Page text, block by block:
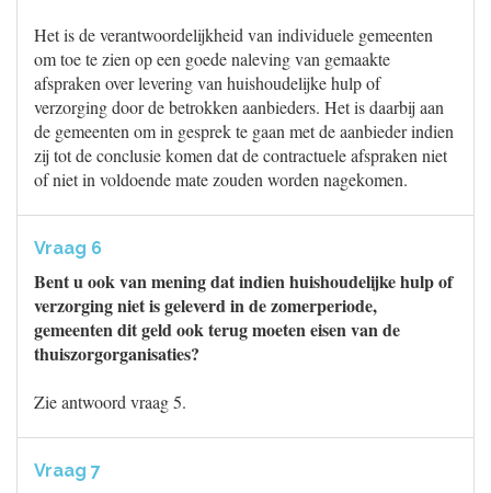
Het is de verantwoordelijkheid van individuele gemeenten
om toe te zien op een goede naleving van gemaakte
afspraken over levering van huishoudelijke hulp of
verzorging door de betrokken aanbieders. Het is daarbij aan
de gemeenten om in gesprek te gaan met de aanbieder indien
zij tot de conclusie komen dat de contractuele afspraken niet
of niet in voldoende mate zouden worden nagekomen.
Vraag 6
Bent u ook van mening dat indien huishoudelijke hulp of
verzorging niet is geleverd in de zomerperiode,
gemeenten dit geld ook terug moeten eisen van de
thuiszorgorganisaties?
Zie antwoord vraag 5.
Vraag 7